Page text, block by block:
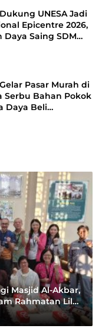
UNESA Jadi
Epicentre 2026,
Saing SDM
Pasar Murah di
Serbu Bahan Pokok
Daya Beli
Masjid Al-Akbar,
Rahmatan Lil